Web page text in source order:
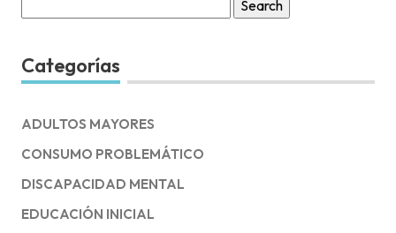
for:
Categorías
ADULTOS MAYORES
CONSUMO PROBLEMÁTICO
DISCAPACIDAD MENTAL
EDUCACIÓN INICIAL